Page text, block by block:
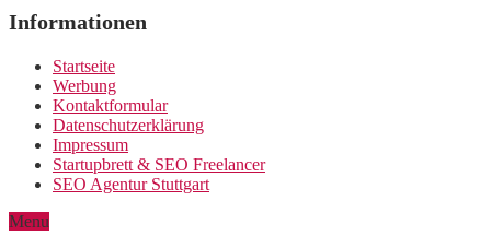
Informationen
Startseite
Werbung
Kontaktformular
Datenschutzerklärung
Impressum
Startupbrett & SEO Freelancer
SEO Agentur Stuttgart
Menu